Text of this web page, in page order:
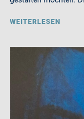
WEITERLESEN